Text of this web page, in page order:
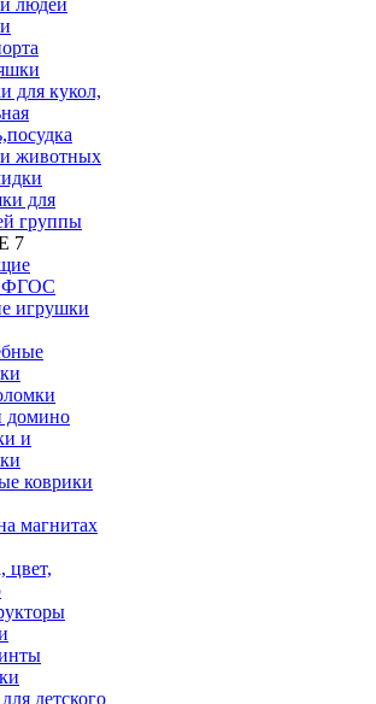
людей
для кукол,
животных
для
группы
7
игрушки
домино
и
коврики
магнитах
цвет,
детского